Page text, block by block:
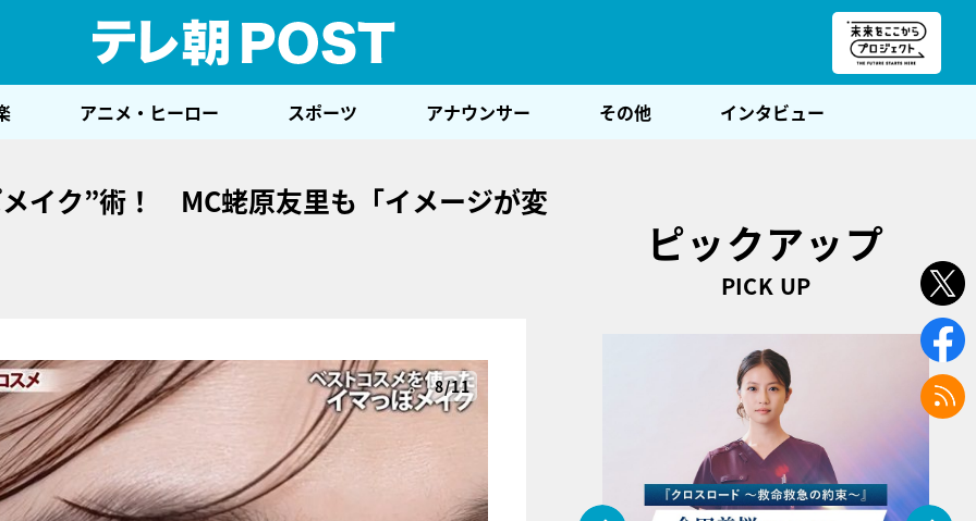
アニメ・ヒーロー スポーツ アナウンサー その他 インタビュー
イク”術！ MC蛯原友里も「イメージが変
8/11
ピックアップ
PICK UP